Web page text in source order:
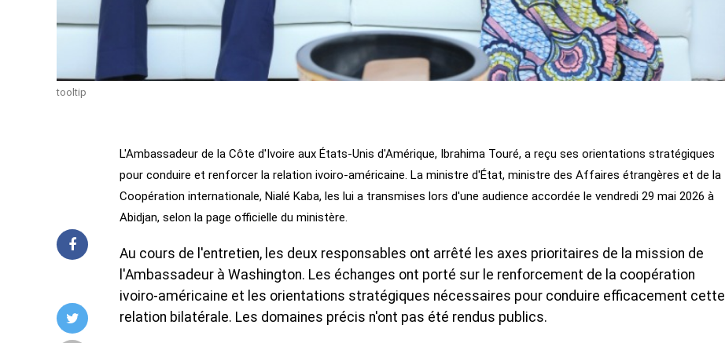
tooltip
L'Ambassadeur de la Côte d'Ivoire aux États-Unis d'Amérique, Ibrahima Touré, a reçu ses orientations stratégiques
pour conduire et renforcer la relation ivoiro-américaine. La ministre d'État, ministre des Affaires étrangères et de la
Coopération internationale, Nialé Kaba, les lui a transmises lors d'une audience accordée le vendredi 29 mai 2026 à
Abidjan, selon la page officielle du ministère.
Au cours de l'entretien, les deux responsables ont arrêté les axes prioritaires de la mission de
l'Ambassadeur à Washington. Les échanges ont porté sur le renforcement de la coopération
ivoiro-américaine et les orientations stratégiques nécessaires pour conduire efficacement cette
relation bilatérale. Les domaines précis n'ont pas été rendus publics.